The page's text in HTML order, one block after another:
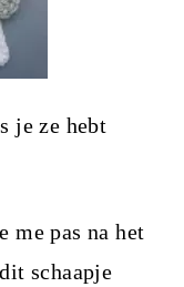
je ze hebt
me pas na het
schaapje